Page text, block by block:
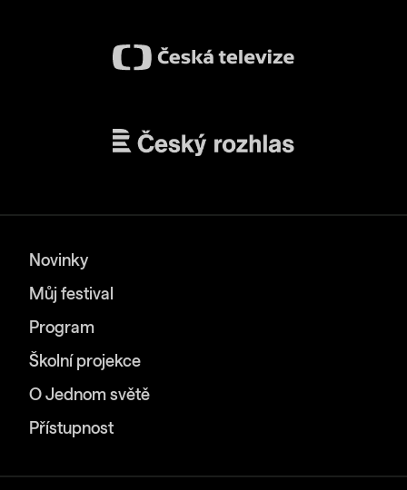
Novinky
Můj festival
Program
Školní projekce
O Jednom světě
Přístupnost